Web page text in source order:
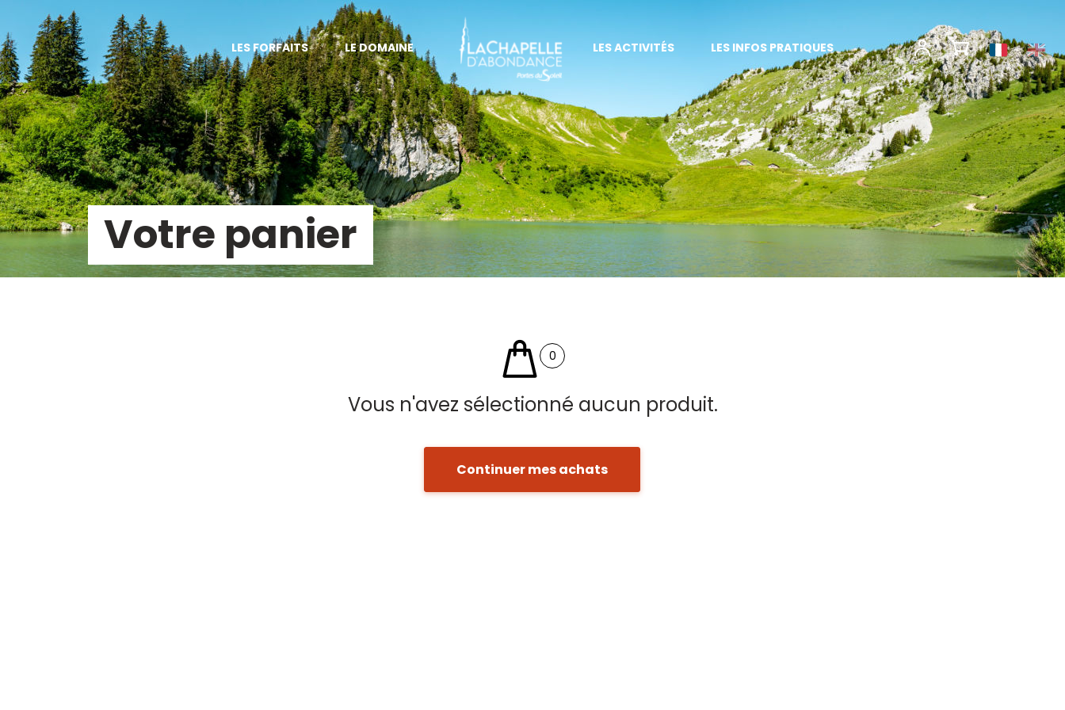
LES FORFAITS LE DOMAINE LES ACTIVITÉS LES INFOS PRATIQUES
Votre panier
0
Vous n'avez sélectionné aucun produit.
Continuer mes achats